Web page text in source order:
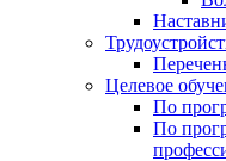
Целевое
По
По